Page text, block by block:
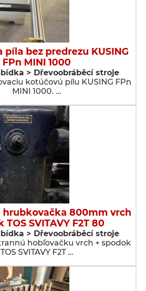
píla bez predrezu KUSING
FPn MINI 1000
> Dřevoobráběcí stroje
kotúčovú pílu KUSING FPn
MINI 1000. …
hrubkovačka 800mm vrch
TOS SVITAVY F2T 80
> Dřevoobráběcí stroje
hobľovačku vrch + spodok
TOS SVITAVY F2T …